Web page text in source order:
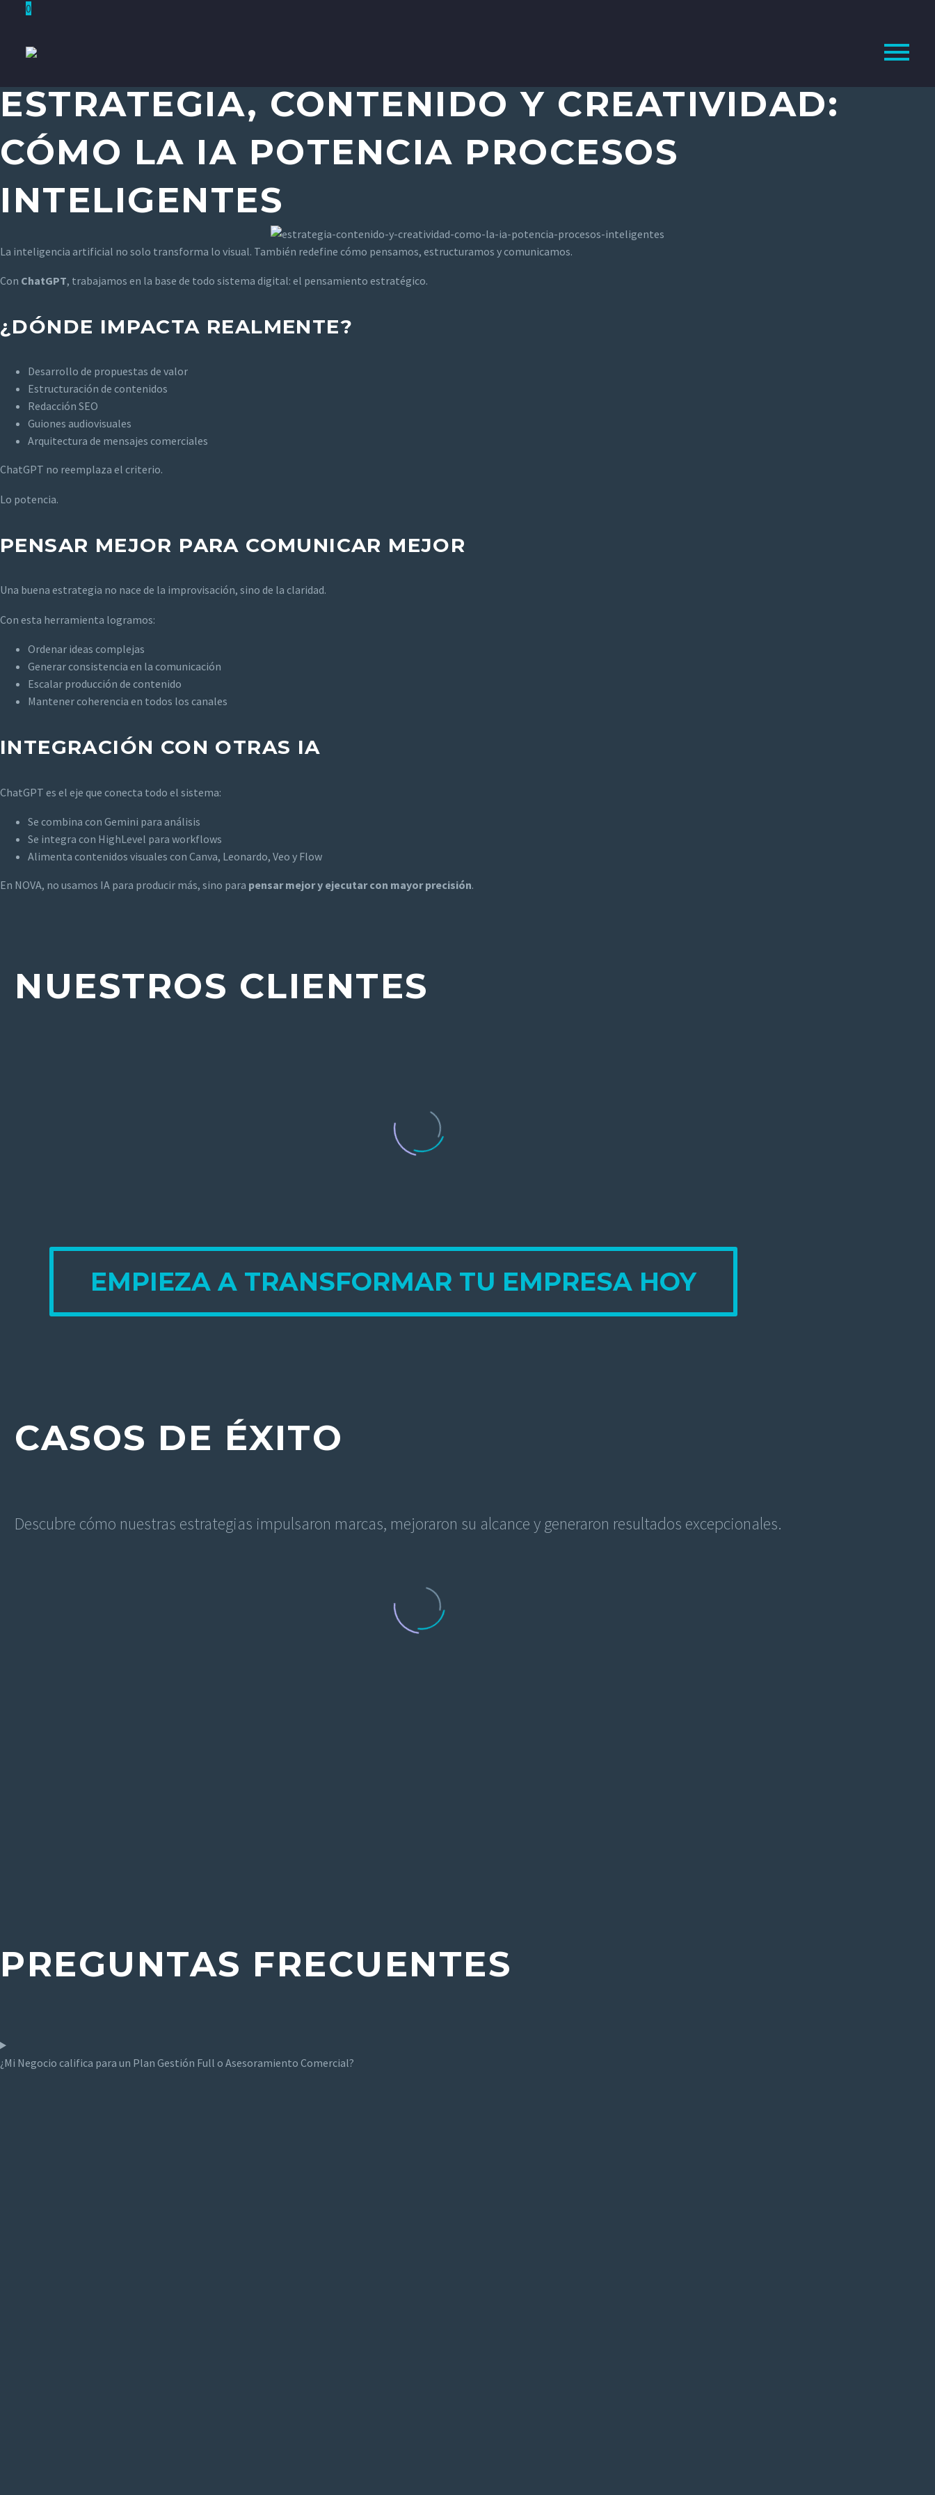
0
ESTRATEGIA, CONTENIDO Y CREATIVIDAD:
CÓMO LA IA POTENCIA PROCESOS
INTELIGENTES
La inteligencia artificial no solo transforma lo visual. También redefine cómo pensamos, estructuramos y comunicamos.
Con ChatGPT, trabajamos en la base de todo sistema digital: el pensamiento estratégico.
¿DÓNDE IMPACTA REALMENTE?
Desarrollo de propuestas de valor
Estructuración de contenidos
Redacción SEO
Guiones audiovisuales
Arquitectura de mensajes comerciales
ChatGPT no reemplaza el criterio.
Lo potencia.
PENSAR MEJOR PARA COMUNICAR MEJOR
Una buena estrategia no nace de la improvisación, sino de la claridad.
Con esta herramienta logramos:
Ordenar ideas complejas
Generar consistencia en la comunicación
Escalar producción de contenido
Mantener coherencia en todos los canales
INTEGRACIÓN CON OTRAS IA
ChatGPT es el eje que conecta todo el sistema:
Se combina con Gemini para análisis
Se integra con HighLevel para workflows
Alimenta contenidos visuales con Canva, Leonardo, Veo y Flow
En NOVA, no usamos IA para producir más, sino para pensar mejor y ejecutar con mayor precisión.
NUESTROS CLIENTES
EMPIEZA A TRANSFORMAR TU EMPRESA HOY
CASOS DE ÉXITO
Descubre cómo nuestras estrategias impulsaron marcas, mejoraron su alcance y generaron resultados excepcionales.
PREGUNTAS FRECUENTES
¿Mi Negocio califica para un Plan Gestión Full o Asesoramiento Comercial?